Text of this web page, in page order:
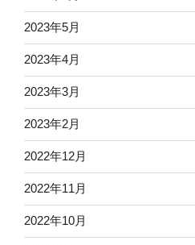
2023年5月
2023年4月
2023年3月
2023年2月
2022年12月
2022年11月
2022年10月